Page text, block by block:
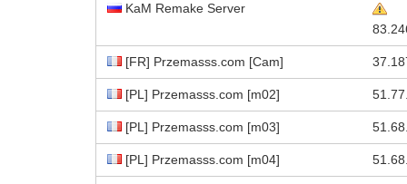
KaM Remake Server
[FR] Przemasss.com [Cam]
[PL] Przemasss.com [m02]
[PL] Przemasss.com [m03]
[PL] Przemasss.com [m04]